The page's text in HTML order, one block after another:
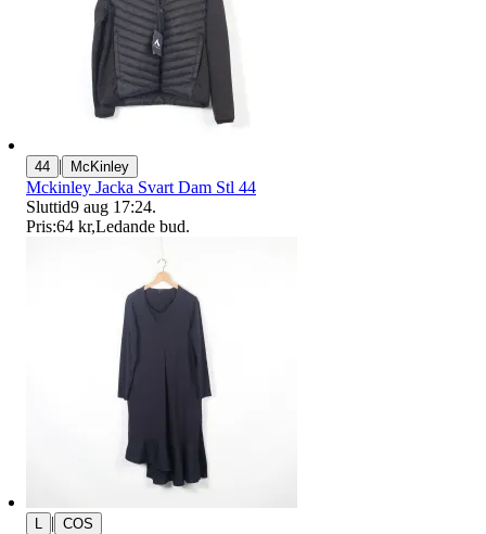
44 | McKinley
Mckinley Jacka Svart Dam Stl 44
Sluttid9 aug 17:24.
Pris:64 kr,Ledande bud.
L | COS